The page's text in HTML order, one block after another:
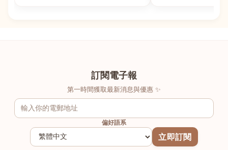
訂閱電子報
第一時間獲取最新消息與優惠 ✨
偏好語系
立即訂閱